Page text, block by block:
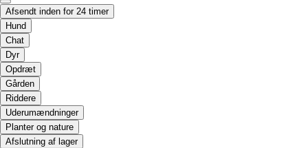
Afsendt inden for 24 timer
Hund
Chat
Dyr
Opdræt
Gården
Riddere
Uderumændninger
Planter og nature
Afslutning af lager